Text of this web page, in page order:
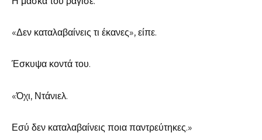
«Δεν καταλαβαίνεις τι έκανες», είπε.
Έσκυψα κοντά του.
«Όχι, Ντάνιελ.
Εσύ δεν καταλαβαίνεις ποια παντρεύτηκες.»